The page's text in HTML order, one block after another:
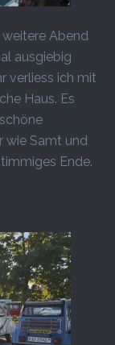
weitere Abend
ausgiebig
verliess ich mit
Haus. Es
wie Samt und
Ende.